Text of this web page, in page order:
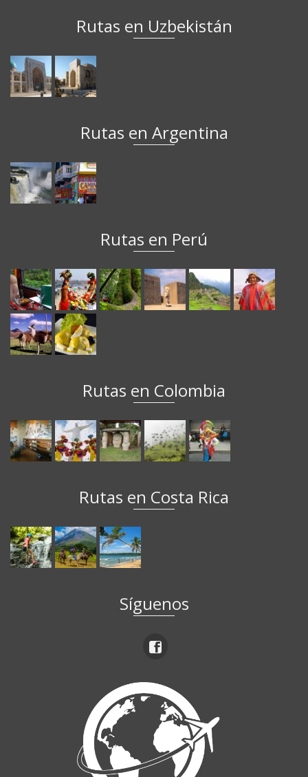
Rutas en Uzbekistán
Rutas en Argentina
Rutas en Perú
Rutas en Colombia
Rutas en Costa Rica
Síguenos